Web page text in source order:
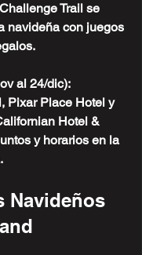
Trail se
navideña con juegos
al 24/dic):
Pixar Place Hotel y
Hotel &
y horarios en la
Navideños